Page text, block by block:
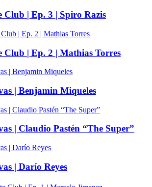
Club | Ep. 3 | Spiro Razis
Club | Ep. 2 | Mathias Torres
| Benjamin Miqueles
| Claudio Pastén “The Super”
| Darío Reyes